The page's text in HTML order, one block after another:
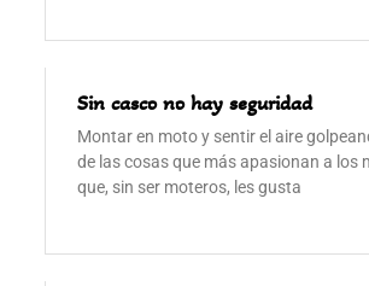
Sin casco no hay seguridad
Montar en moto y sentir el aire
de las cosas que más apasionan a los
que, sin ser moteros, les gusta